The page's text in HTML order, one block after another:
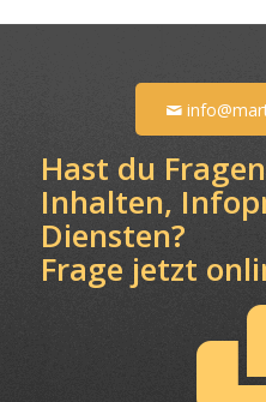
Hast du
Inhalten,
Diensten?
Frage jetzt